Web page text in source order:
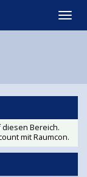
Bereich.
mit Raumcon.